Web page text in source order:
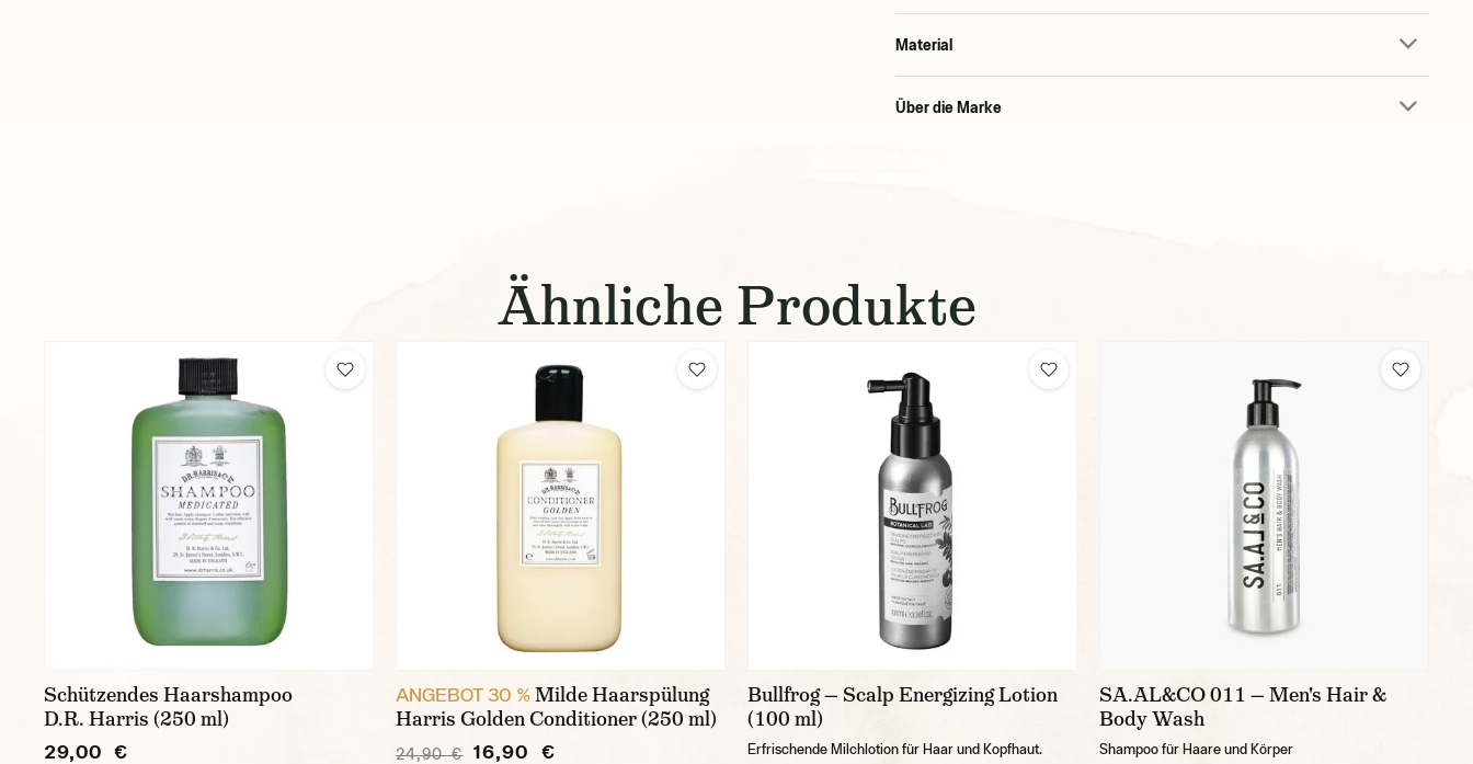
Material
Über die Marke
Ähnliche Produkte
Schützendes Haarshampoo
D.R. Harris (250 ml)
29,00 €
ANGEBOT 30 %Milde Haarspülung
Harris Golden Conditioner (250 ml)
24,90 € 16,90 €
Bullfrog — Scalp Energizing Lotion
(100 ml)
Erfrischende Milchlotion für Haar und Kopfhaut.
SA.AL&CO 011 — Men's Hair &
Body Wash
Shampoo für Haare und Körper